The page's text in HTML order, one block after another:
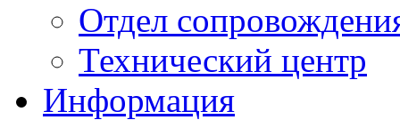
Отдел
Технический центр
Информация